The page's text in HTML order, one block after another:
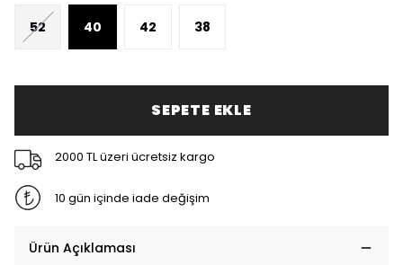
52 40 42 38
SEPETE EKLE
2000 TL üzeri ücretsiz kargo
10 gün içinde iade değişim
Ürün Açıklaması